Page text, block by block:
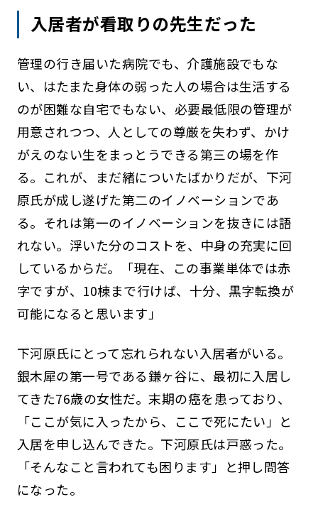
入居者が看取りの先生だった
管理の行き届いた病院でも、介護施設でもな
い、はたまた身体の弱った人の場合は生活する
のが困難な自宅でもない、必要最低限の管理が
用意されつつ、人としての尊厳を失わず、かけ
がえのない生をまっとうできる第三の場を作
る。これが、まだ緒についたばかりだが、下河
原氏が成し遂げた第二のイノベーションであ
る。それは第一のイノベーションを抜きには語
れない。浮いた分のコストを、中身の充実に回
しているからだ。「現在、この事業単体では赤
字ですが、10棟まで行けば、十分、黒字転換が
可能になると思います」
下河原氏にとって忘れられない入居者がいる。
銀木犀の第一号である鎌ヶ谷に、最初に入居し
てきた76歳の女性だ。末期の癌を患っており、
「ここが気に入ったから、ここで死にたい」と
入居を申し込んできた。下河原氏は戸惑った。
「そんなこと言われても困ります」と押し問答
になった。